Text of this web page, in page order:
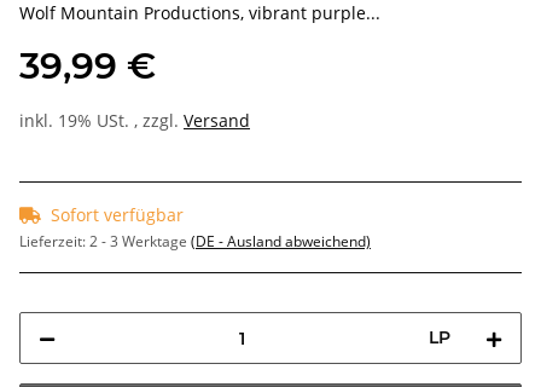
Wolf Mountain Productions, vibrant purple...
39,99 €
inkl. 19% USt. , zzgl. Versand
Sofort verfügbar
Lieferzeit:2 - 3 Werktage (DE - Ausland abweichend)
LP